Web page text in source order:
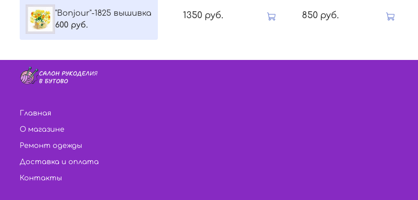
1350 руб. 850 руб.
"Bonjour"-1825 вышивка
600 руб.
Главная
О магазине
Ремонт одежды
Доставка и оплата
Контакты